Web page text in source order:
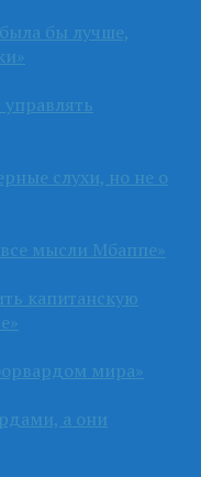
бы лучше,
слухи, но не о
мысли Мбаппе»
капитанскую
мира»
а они